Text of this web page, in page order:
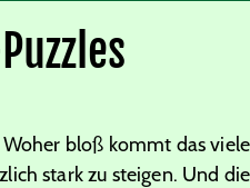
bloß kommt das
stark zu steigen. Und